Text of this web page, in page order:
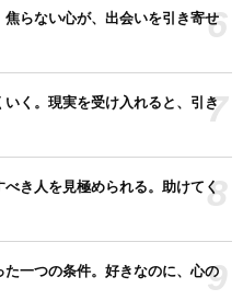
らない心が、出会いを引き寄せ6
く。現実を受け入れると、引き7
き人を見極められる。助けてく8
一つの条件。好きなのに、心の9